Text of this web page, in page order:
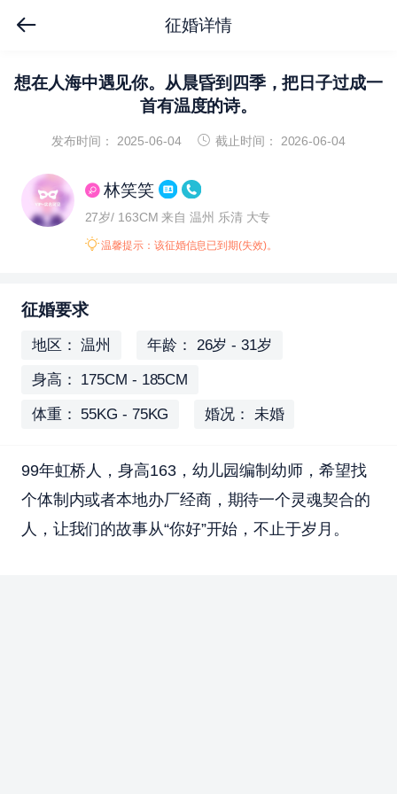
征婚详情
想在人海中遇见你。从晨昏到四季，把日子过成一
首有温度的诗。
发布时间： 2025-06-04 截止时间： 2026-06-04
林笑笑
27岁/ 163CM 来自 温州 乐清 大专
温馨提示：该征婚信息已到期(失效)。
征婚要求
地区： 温州 年龄： 26岁 - 31岁
身高： 175CM - 185CM
体重： 55KG - 75KG 婚况： 未婚
99年虹桥人，身高163，幼儿园编制幼师，希望找
个体制内或者本地办厂经商，期待一个灵魂契合的
人，让我们的故事从“你好”开始，不止于岁月。